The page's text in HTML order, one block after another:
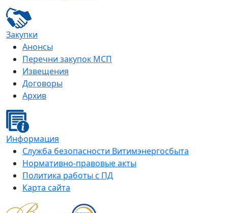
Закупки
Анонсы
Перечни закупок МСП
Извещения
Договоры
Архив
Информация
Служба безопасности Витимэнергосбыта
Нормативно-правовые акты
Политика работы с ПД
Карта сайта